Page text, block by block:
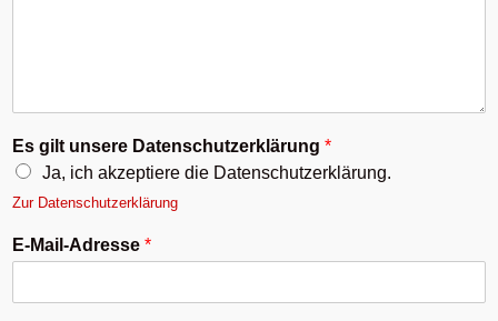
Es gilt unsere Datenschutzerklärung *
Ja, ich akzeptiere die Datenschutzerklärung.
Zur Datenschutzerklärung
E-Mail-Adresse *